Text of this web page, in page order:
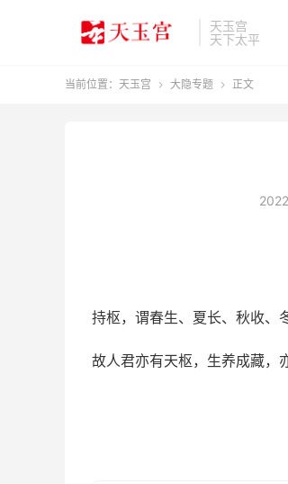
天玉宫
天下太平
当前位置： 天玉宫  大隐专题  正文
持枢，谓春生、夏长、秋收、
故人君亦有天枢，生养成藏，